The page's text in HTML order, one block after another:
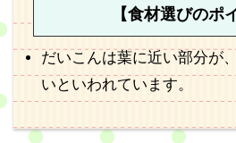
【食材選びのポ
だいこんは葉に近い部分が
いといわれています。